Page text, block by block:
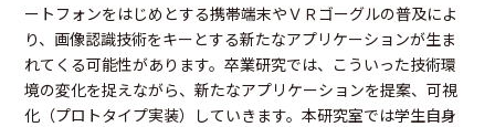
ートフォンをはじめとする携帯端末やＶＲゴーグルの普及によ
り、画像認識技術をキーとする新たなアプリケーションが生ま
れてくる可能性があります。卒業研究では、こういった技術環
境の変化を捉えながら、新たなアプリケーションを提案、可視
化（プロトタイプ実装）していきます。本研究室では学生自身